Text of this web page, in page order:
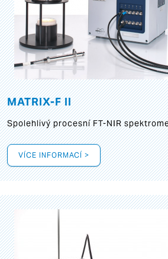
MATRIX-F II
Spolehlivý procesní FT-NIR
VÍCE INFORMACÍ >